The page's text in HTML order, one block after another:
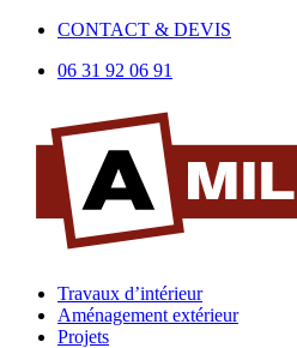
Aller
contenu
CONTACT & DEVIS
06 31 92 06 91
Travaux d’intérieur
Aménagement extérieur
Projets